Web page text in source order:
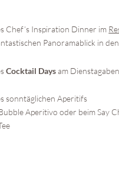
Chef’s Inspiration Dinner im
Panoramablick in
Cocktail Daysam
sonntäglichen Aperitifs
Aperitivo oder beim Say